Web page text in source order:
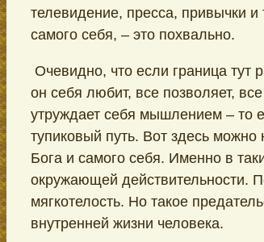
телевидение, пресса, привычки
самого себя, – это похвально.
Очевидно, что если граница тут
он себя любит, все позволяет,
утруждает себя мышлением – то
тупиковый путь. Вот здесь можно
Бога и самого себя. Именно в
окружающей действительности.
мягкотелость. Но такое
внутренней жизни человека.